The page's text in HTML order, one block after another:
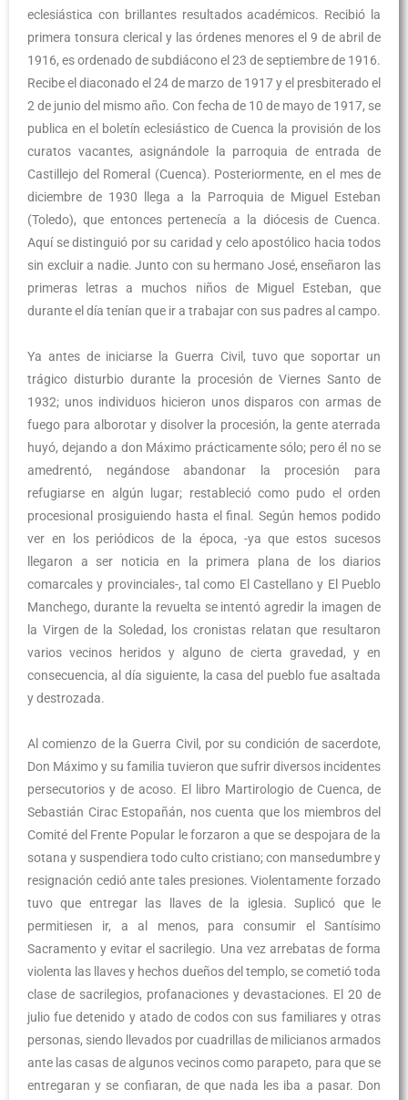
eclesiástica con brillantes resultados académicos. Recibió la
primera tonsura clerical y las órdenes menores el 9 de abril de
1916, es ordenado de subdiácono el 23 de septiembre de 1916.
Recibe el diaconado el 24 de marzo de 1917 y el presbiterado el
2 de junio del mismo año. Con fecha de 10 de mayo de 1917, se
publica en el boletín eclesiástico de Cuenca la provisión de los
curatos vacantes, asignándole la parroquia de entrada de
Castillejo del Romeral (Cuenca). Posteriormente, en el mes de
diciembre de 1930 llega a la Parroquia de Miguel Esteban
(Toledo), que entonces pertenecía a la diócesis de Cuenca.
Aquí se distinguió por su caridad y celo apostólico hacia todos
sin excluir a nadie. Junto con su hermano José, enseñaron las
primeras letras a muchos niños de Miguel Esteban, que
durante el día tenían que ir a trabajar con sus padres al campo.
Ya antes de iniciarse la Guerra Civil, tuvo que soportar un
trágico disturbio durante la procesión de Viernes Santo de
1932; unos individuos hicieron unos disparos con armas de
fuego para alborotar y disolver la procesión, la gente aterrada
huyó, dejando a don Máximo prácticamente sólo; pero él no se
amedrentó, negándose abandonar la procesión para
refugiarse en algún lugar; restableció como pudo el orden
procesional prosiguiendo hasta el final. Según hemos podido
ver en los periódicos de la época, -ya que estos sucesos
llegaron a ser noticia en la primera plana de los diarios
comarcales y provinciales-, tal como El Castellano y El Pueblo
Manchego, durante la revuelta se intentó agredir la imagen de
la Virgen de la Soledad, los cronistas relatan que resultaron
varios vecinos heridos y alguno de cierta gravedad, y en
consecuencia, al día siguiente, la casa del pueblo fue asaltada
y destrozada.
Al comienzo de la Guerra Civil, por su condición de sacerdote,
Don Máximo y su familia tuvieron que sufrir diversos incidentes
persecutorios y de acoso. El libro Martirologio de Cuenca, de
Sebastián Cirac Estopañán, nos cuenta que los miembros del
Comité del Frente Popular le forzaron a que se despojara de la
sotana y suspendiera todo culto cristiano; con mansedumbre y
resignación cedió ante tales presiones. Violentamente forzado
tuvo que entregar las llaves de la iglesia. Suplicó que le
permitiesen ir, a al menos, para consumir el Santísimo
Sacramento y evitar el sacrilegio. Una vez arrebatas de forma
violenta las llaves y hechos dueños del templo, se cometió toda
clase de sacrilegios, profanaciones y devastaciones. El 20 de
julio fue detenido y atado de codos con sus familiares y otras
personas, siendo llevados por cuadrillas de milicianos armados
ante las casas de algunos vecinos como parapeto, para que se
entregaran y se confiaran, de que nada les iba a pasar. Don